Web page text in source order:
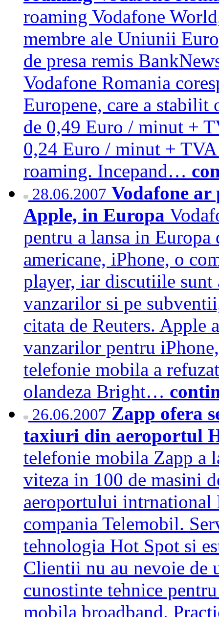
roaming Vodafone
membre ale Uniunii
de presa remis
Vodafone Romania
Europene, care a
de 0,49 Euro / minut +
0,24 Euro / minut +
roaming. Incepand…
28.06.2007 Vodafone ar
Apple, in Europa
pentru a lansa in
americane, iPhone, o
player, iar discutiile sunt
vanzarilor si pe
citata de Reuters. Apple
vanzarilor pentru
telefonie mobila a
olandeza Bright…
26.06.2007 Zapp ofera
taxiuri din aeroportul
telefonie mobila Zapp a
viteza in 100 de masini
aeroportului intrnational
compania Telemobil.
tehnologia Hot Spot si
Clientii nu au nevoie de
cunostinte tehnice
mobila broadband.